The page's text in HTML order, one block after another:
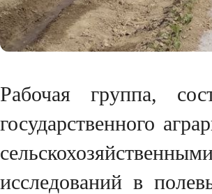
Рабочая группа,
государственного
исследований в